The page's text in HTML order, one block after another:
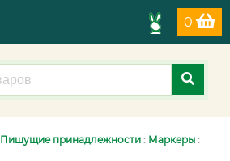
0
Пишущие принадлежности : Маркеры :